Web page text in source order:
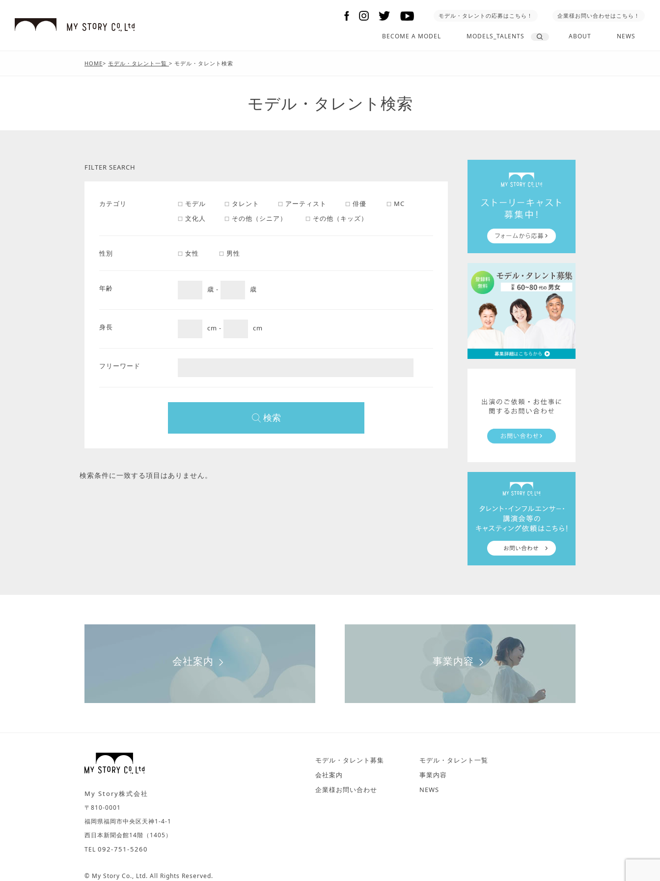
モデル・タレントの応募はこちら！ 企業様お問い合わせはこちら！
BECOME A MODEL MODELS_TALENTS ABOUT NEWS
HOME> モデル・タレント一覧 > モデル・タレント検索
モデル・タレント検索
FILTER SEARCH
カテゴリ モデル タレント アーティスト 俳優
MC
文化人
その他（シニア） その他（キッズ）
性別 女性 男性
年齢 歳 - 歳
身長 cm - cm
フリーワード
検索
検索条件に一致する項目はありません。
会社案内 事業内容
My Story株式会社
〒810-0001
福岡県福岡市中央区天神1-4-1
西日本新聞会館14階（1405）
TEL 092-751-5260
モデル・タレント募集
モデル・タレント一覧
会社案内
事業内容
企業様お問い合わせ
NEWS
© My Story Co., Ltd. All Rights Reserved.